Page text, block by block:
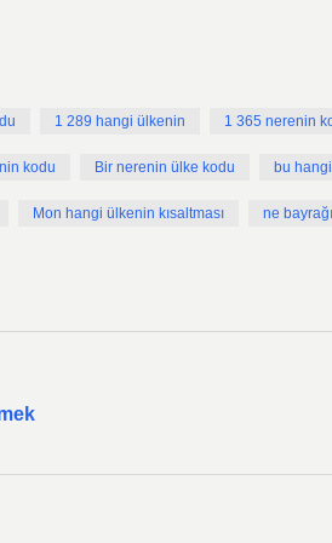
1 289 hangi ülkenin 1 365 nerenin
kodu Bir nerenin ülke kodu bu
Mon hangi ülkenin kısaltması ne bayrağı